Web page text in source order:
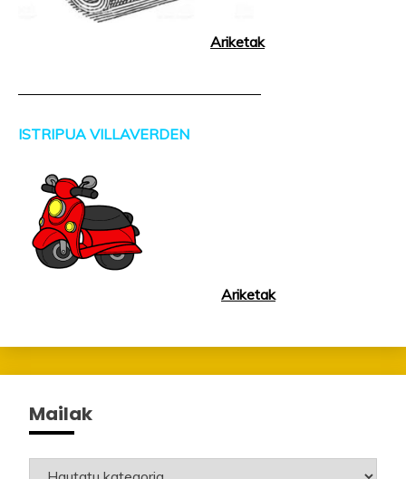
Ariketak
ISTRIPUA VILLAVERDEN
Ariketak
Mailak
Mailak